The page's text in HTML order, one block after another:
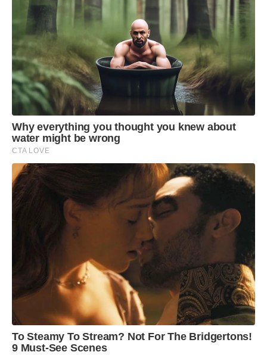
Why everything you thought you knew about
water might be wrong
CTA LOVE
To Steamy To Stream? Not For The Bridgertons!
9 Must-See Scenes